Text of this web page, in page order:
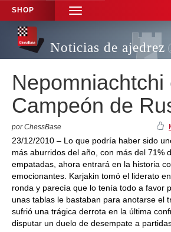
SHOP
TOGGLE
NAVIGATION
Noticias de ajedrez
Nepomniachtchi
Campeón de
por ChessBase
23/12/2010 – Lo que podría haber sido
más aburridos del año, con más del 71%
empatadas, ahora entrará en la historia
emocionantes. Karjakin tomó el liderato
ronda y parecía que lo tenía todo a favor
unas tablas le bastaban para anotarse el
sufrió una trágica derrota en la última
disputar un duelo de desempate a